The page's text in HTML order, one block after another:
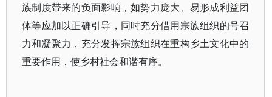
族制度带来的负面影响，如势力庞大、易形成利益团
体等应加以正确引导，同时充分借用宗族组织的号召
力和凝聚力，充分发挥宗族组织在重构乡土文化中的
重要作用，使乡村社会和谐有序。